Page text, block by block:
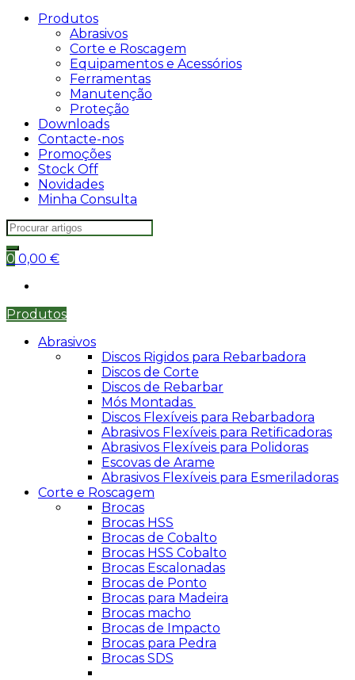
Produtos
Abrasivos
Corte e Roscagem
Equipamentos e Acessórios
Ferramentas
Manutenção
Proteção
Downloads
Contacte-nos
Promoções
Stock Off
Novidades
Minha Consulta
Search
for:
0 0,00 €
Produtos
Abrasivos
Discos Rigidos para Rebarbadora
Discos de Corte
Discos de Rebarbar
Mós Montadas
Discos Flexíveis para Rebarbadora
Abrasivos Flexíveis para Retificadoras
Abrasivos Flexíveis para Polidoras
Escovas de Arame
Abrasivos Flexíveis para Esmeriladoras
Corte e Roscagem
Brocas
Brocas HSS
Brocas de Cobalto
Brocas HSS Cobalto
Brocas Escalonadas
Brocas de Ponto
Brocas para Madeira
Brocas macho
Brocas de Impacto
Brocas para Pedra
Brocas SDS